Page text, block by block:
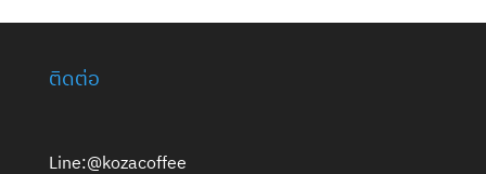
ติดต่อ
Line:@kozacoffee